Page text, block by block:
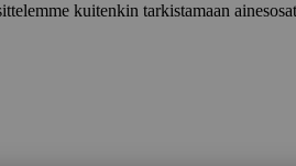
kuitenkin tarkistamaan